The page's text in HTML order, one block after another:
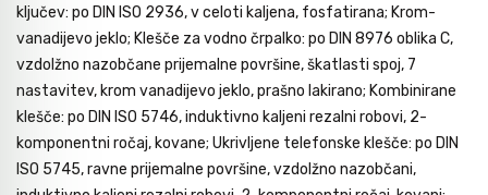
ključev: po DIN ISO 2936, v celoti kaljena, fosfatirana; Krom-
vanadijevo jeklo; Klešče za vodno črpalko: po DIN 8976 oblika C,
vzdolžno nazobčane prijemalne površine, škatlasti spoj, 7
nastavitev, krom vanadijevo jeklo, prašno lakirano; Kombinirane
klešče: po DIN ISO 5746, induktivno kaljeni rezalni robovi, 2-
komponentni ročaj, kovane; Ukrivljene telefonske klešče: po DIN
ISO 5745, ravne prijemalne površine, vzdolžno nazobčani,